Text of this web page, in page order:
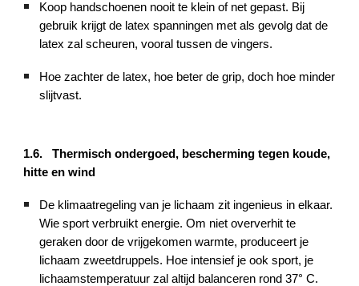
Koop handschoenen nooit te klein of net gepast. Bij
gebruik krijgt de latex spanningen met als gevolg dat de
latex zal scheuren, vooral tussen de vingers.
Hoe zachter de latex, hoe beter de grip, doch hoe minder
slijtvast.
1.6. Thermisch ondergoed, bescherming tegen koude,
hitte en wind
De klimaatregeling van je lichaam zit ingenieus in elkaar.
Wie sport verbruikt energie. Om niet oververhit te
geraken door de vrijgekomen warmte, produceert je
lichaam zweetdruppels. Hoe intensief je ook sport, je
lichaamstemperatuur zal altijd balanceren rond 37° C.